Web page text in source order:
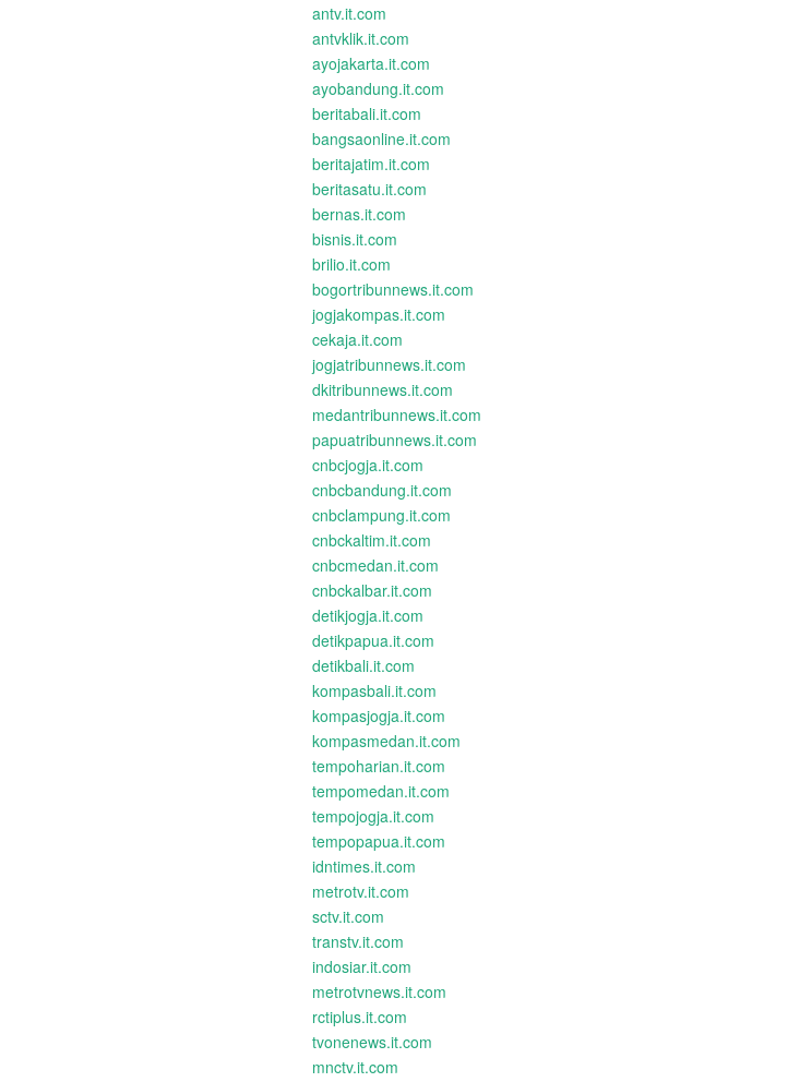
antv.it.com
antvklik.it.com
ayojakarta.it.com
ayobandung.it.com
beritabali.it.com
bangsaonline.it.com
beritajatim.it.com
beritasatu.it.com
bernas.it.com
bisnis.it.com
brilio.it.com
bogortribunnews.it.com
jogjakompas.it.com
cekaja.it.com
jogjatribunnews.it.com
dkitribunnews.it.com
medantribunnews.it.com
papuatribunnews.it.com
cnbcjogja.it.com
cnbcbandung.it.com
cnbclampung.it.com
cnbckaltim.it.com
cnbcmedan.it.com
cnbckalbar.it.com
detikjogja.it.com
detikpapua.it.com
detikbali.it.com
kompasbali.it.com
kompasjogja.it.com
kompasmedan.it.com
tempoharian.it.com
tempomedan.it.com
tempojogja.it.com
tempopapua.it.com
idntimes.it.com
metrotv.it.com
sctv.it.com
transtv.it.com
indosiar.it.com
metrotvnews.it.com
rctiplus.it.com
tvonenews.it.com
mnctv.it.com